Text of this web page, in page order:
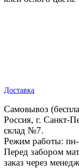
Доставка
Самовывоз
Россия, г. Санкт-
склад №7.
Режим работы:
Перед забором
заказ через